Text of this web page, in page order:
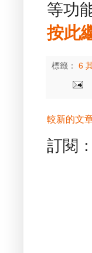
等功
按此
標籤： 6
較新的文
訂閱：